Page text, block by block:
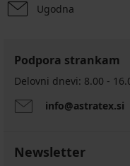
Ugodna
Podpora strankam
Delovni dnevi: 8.00 -
info@astratex.si
Newsletter